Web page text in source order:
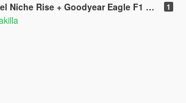
Rise + Goodyear Eagle F1 SuperSport [Replace] 1